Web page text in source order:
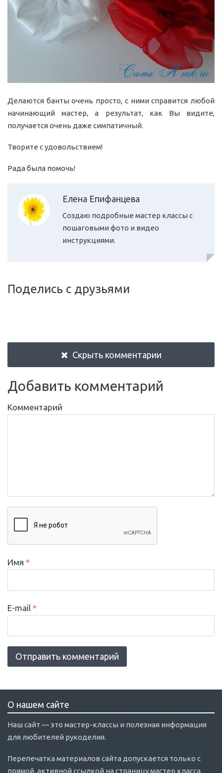
Делаются банты очень просто, с ними справится любой
начинающий мастер, а результат, как Вы видите,
получается очень даже симпатичный.
Творите с удовольствием!
Рада была помочь!
Елена Епифанцева
Создаю подробные мастер классы с
пошаговыми фото и видео
инструкциями.
Поделись с друзьями
Скрыть комментарии
Добавить комментарий
Комментарий
Имя *
E-mail *
О нашем сайте
Наш сайт — это мастер-классы и полезная информация
для любителей рукоделия.
Перепечатка материалов сайта допускается только с
прямой, активной ссылкой на страницу мастер класса.